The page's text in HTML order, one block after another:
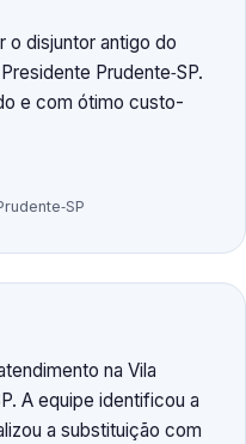
o disjuntor antigo do
Prudente‑SP.
e com ótimo custo-
na Vila
A equipe identificou a
a substituição com